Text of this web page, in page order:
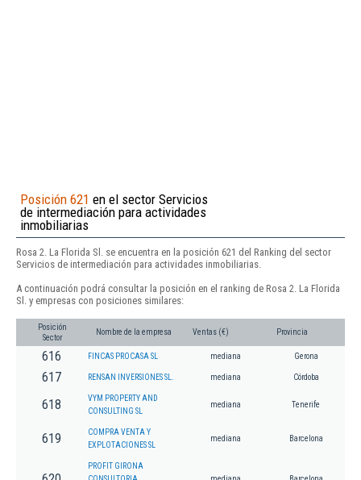
Posición 621 en el sector Servicios
de intermediación para actividades
inmobiliarias
Rosa 2. La Florida Sl. se encuentra en la posición 621 del Ranking del sector
Servicios de intermediación para actividades inmobiliarias.
A continuación podrá consultar la posición en el ranking de Rosa 2. La Florida
Sl. y empresas con posiciones similares:
Posición
Sector
Nombre de la empresa Ventas (€) Provincia
616 FINCAS PROCASA SL mediana Gerona
617 RENSAN INVERSIONES SL. mediana Córdoba
618
VYM PROPERTY AND
CONSULTING SL
mediana Tenerife
619
COMPRA VENTA Y
EXPLOTACIONES SL
mediana Barcelona
PROFIT GIRONA